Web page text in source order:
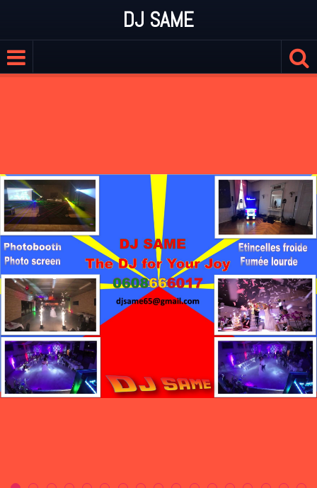
DJ SAME